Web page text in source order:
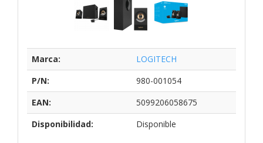
Marca:
LOGITECH
P/N:
980-001054
EAN:
5099206058675
Disponibilidad:
Disponible